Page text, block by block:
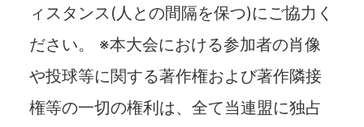
ィスタンス(人との間隔を保つ)にご協力く
ださい。 ※本大会における参加者の肖像
や投球等に関する著作権および著作隣接
権等の一切の権利は、全て当連盟に独占